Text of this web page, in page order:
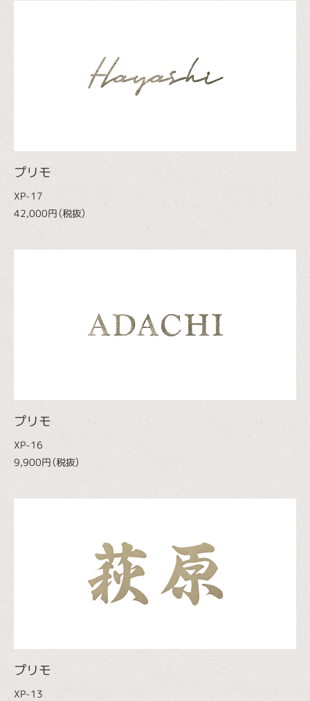
プリモ
XP-17
42,000円（税抜）
プリモ
XP-16
9,900円（税抜）
プリモ
XP-13